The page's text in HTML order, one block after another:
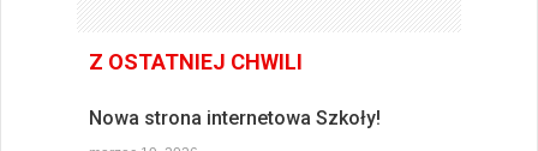
Z OSTATNIEJ CHWILI
Nowa strona internetowa Szkoły!